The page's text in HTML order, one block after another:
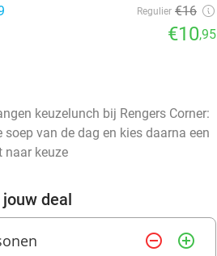
bij Merlot
Wo
& Wijnbar Merlot
281
€49,95
Regulier €16
€10,95
keuzelunch bij Rengers Corner:
soep van de dag en kies daarna een
naar keuze
deal
remove_circle_outline add_circle_outline